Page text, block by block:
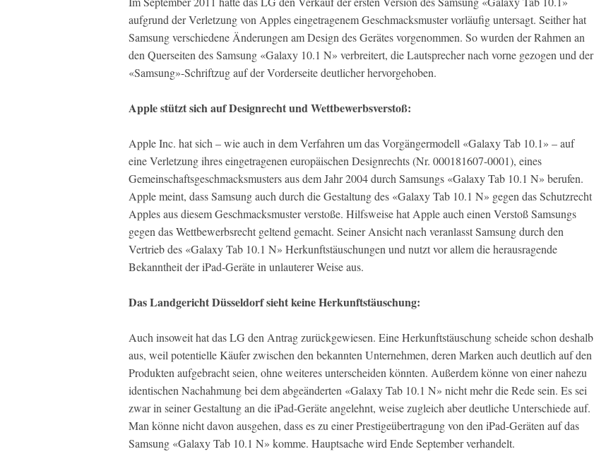
aufgrund der Verletzung von Apples eingetragenem Geschmacksmuster vorläufig untersagt. Seither hat
Samsung verschiedene Änderungen am Design des Gerätes vorgenommen. So wurden der Rahmen an
den Querseiten des Samsung «Galaxy 10.1 N» verbreitert, die Lautsprecher nach vorne gezogen und der
«Samsung»-Schriftzug auf der Vorderseite deutlicher hervorgehoben.
Apple stützt sich auf Designrecht und Wettbewerbsverstoß:
Apple Inc. hat sich – wie auch in dem Verfahren um das Vorgängermodell «Galaxy Tab 10.1» – auf
eine Verletzung ihres eingetragenen europäischen Designrechts (Nr. 000181607-0001), eines
Gemeinschaftsgeschmacksmusters aus dem Jahr 2004 durch Samsungs «Galaxy Tab 10.1 N» berufen.
Apple meint, dass Samsung auch durch die Gestaltung des «Galaxy Tab 10.1 N» gegen das Schutzrecht
Apples aus diesem Geschmacksmuster verstoße. Hilfsweise hat Apple auch einen Verstoß Samsungs
gegen das Wettbewerbsrecht geltend gemacht. Seiner Ansicht nach veranlasst Samsung durch den
Vertrieb des «Galaxy Tab 10.1 N» Herkunftstäuschungen und nutzt vor allem die herausragende
Bekanntheit der iPad-Geräte in unlauterer Weise aus.
Das Landgericht Düsseldorf sieht keine Herkunftstäuschung:
Auch insoweit hat das LG den Antrag zurückgewiesen. Eine Herkunftstäuschung scheide schon deshalb
aus, weil potentielle Käufer zwischen den bekannten Unternehmen, deren Marken auch deutlich auf den
Produkten aufgebracht seien, ohne weiteres unterscheiden könnten. Außerdem könne von einer nahezu
identischen Nachahmung bei dem abgeänderten «Galaxy Tab 10.1 N» nicht mehr die Rede sein. Es sei
zwar in seiner Gestaltung an die iPad-Geräte angelehnt, weise zugleich aber deutliche Unterschiede auf.
Man könne nicht davon ausgehen, dass es zu einer Prestigeübertragung von den iPad-Geräten auf das
Samsung «Galaxy Tab 10.1 N» komme. Hauptsache wird Ende September verhandelt.